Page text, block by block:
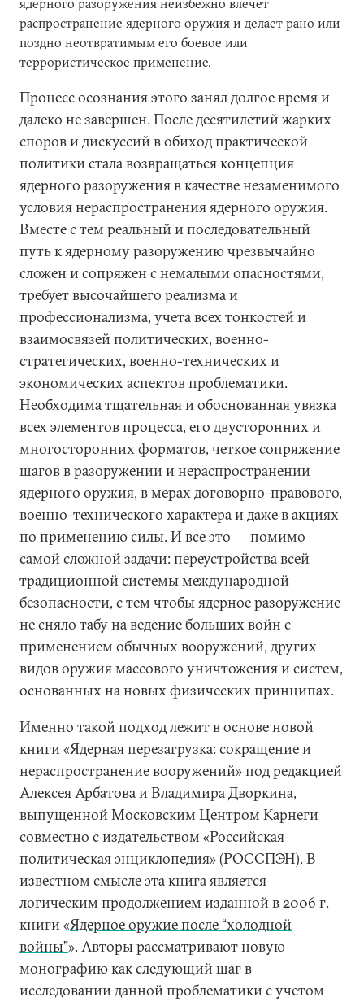
распространение ядерного оружия и делает рано или
поздно неотвратимым его боевое или
террористическое применение.
Процесс осознания этого занял долгое время и
далеко не завершен. После десятилетий жарких
споров и дискуссий в обиход практической
политики стала возвращаться концепция
ядерного разоружения в качестве незаменимого
условия нераспространения ядерного оружия.
Вместе с тем реальный и последовательный
путь к ядерному разоружению чрезвычайно
сложен и сопряжен с немалыми опасностями,
требует высочайшего реализма и
профессионализма, учета всех тонкостей и
взаимосвязей политических, военно-
стратегических, военно-технических и
экономических аспектов проблематики.
Необходима тщательная и обоснованная увязка
всех элементов процесса, его двусторонних и
многосторонних форматов, четкое сопряжение
шагов в разоружении и нераспространении
ядерного оружия, в мерах договорно-правового,
военно-технического характера и даже в акциях
по применению силы. И все это — помимо
самой сложной задачи: переустройства всей
традиционной системы международной
безопасности, с тем чтобы ядерное разоружение
не сняло табу на ведение больших войн с
применением обычных вооружений, других
видов оружия массового уничтожения и систем,
основанных на новых физических принципах.
Именно такой подход лежит в основе новой
книги «Ядерная перезагрузка: сокращение и
нераспространение вооружений» под редакцией
Алексея Арбатова и Владимира Дворкина,
выпущенной Московским Центром Карнеги
совместно с издательством «Российская
политическая энциклопедия» (РОССПЭН). В
известном смысле эта книга является
логическим продолжением изданной в 2006 г.
книги «Ядерное оружие после “холодной
войны”». Авторы рассматривают новую
монографию как следующий шаг в
исследовании данной проблематики с учетом